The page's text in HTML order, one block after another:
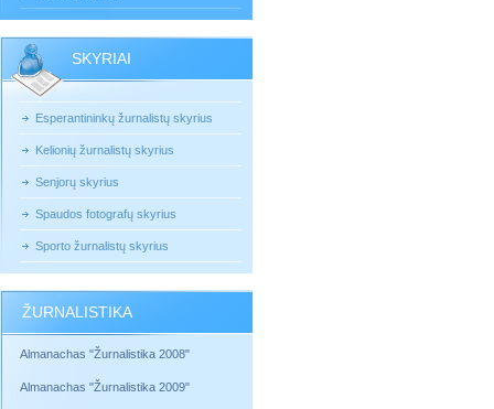
SKYRIAI
Esperantininkų žurnalistų skyrius
Kelionių žurnalistų skyrius
Senjorų skyrius
Spaudos fotografų skyrius
Sporto žurnalistų skyrius
ŽURNALISTIKA
Almanachas "Žurnalistika 2008"
Almanachas "Žurnalistika 2009"